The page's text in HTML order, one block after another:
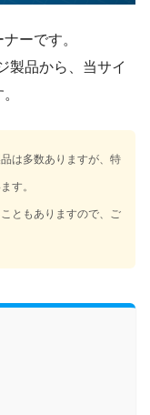
ーです。
製品から、当サイ
は多数ありますが、特
す。
ともありますので、ご